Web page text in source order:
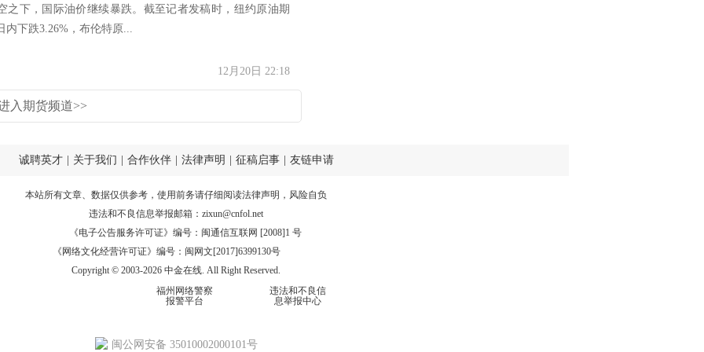
下，国际油价继续暴跌。截至记者发稿时，纽约原油期
内下跌3.26%，布伦特原...
12月20日 22:18
入期货频道>>
诚聘英才 关于我们 合作伙伴 法律声明 征稿启事 友链申请
本站所有文章、数据仅供参考，使用前务请仔细阅读法律声明 ，风险自负
违法和不良信息举报邮箱： zixun@cnfol.net
《电子公告服务许可证》编号：闽通信互联网 [2008]1 号
《网络文化经营许可证》编号：闽网文[2017]6399130号
Copyright © 2003-2026 中金在线. All Right Reserved.
福州网络警察
报警平台
违法和不良信
息举报中心
闽公网安备 35010002000101号